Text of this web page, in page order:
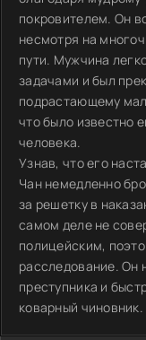
покровителем. Он
несмотря на
пути. Мужчина
задачами и был
подрастающему
что было известно
человека.
Узнав, что его
Чан немедленно
за решетку в
самом деле не
полицейским,
расследование. Он
преступника и
коварный чиновник.